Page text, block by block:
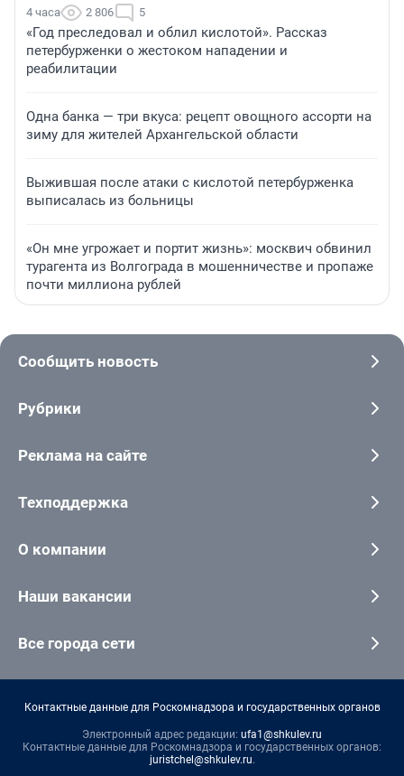
4 часа 2 806 5
«Год преследовал и облил кислотой». Рассказ
петербурженки о жестоком нападении и
реабилитации
Одна банка — три вкуса: рецепт овощного ассорти на
зиму для жителей Архангельской области
Выжившая после атаки с кислотой петербурженка
выписалась из больницы
«Он мне угрожает и портит жизнь»: москвич обвинил
турагента из Волгограда в мошенничестве и пропаже
почти миллиона рублей
Сообщить новость
Рубрики
Реклама на сайте
Техподдержка
О компании
Наши вакансии
Все города сети
Контактные данные для Роскомнадзора и государственных органов
Электронный адрес редакции: ufa1@shkulev.ru
Контактные данные для Роскомнадзора и государственных органов:
juristchel@shkulev.ru.